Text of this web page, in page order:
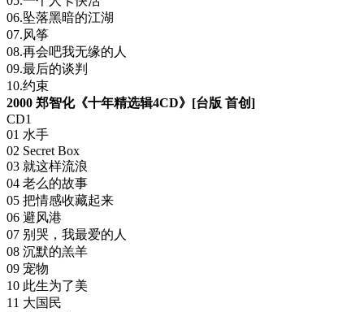
06.坠落黑暗的江湖
07.风筝
08.再会吧我无缘的人
09.最后的谈判
10.约束
2000 郑智化《十年精选辑4CD》[台版 首创]
CD1
01 水手
02 Secret Box
03 就这样流浪
04 老么的故事
05 把情感收藏起来
06 避风港
07 别哭，我最爱的人
08 沉默的羔羊
09 宠物
10 此生为了美
11 大国民